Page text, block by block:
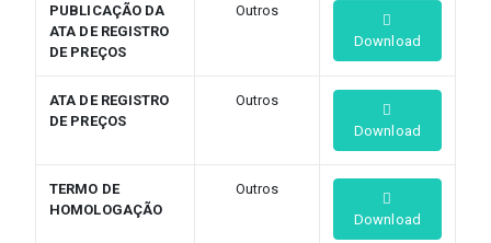
PUBLICAÇÃO DA
ATA DE REGISTRO
DE PREÇOS
Outros
Download
ATA DE REGISTRO
DE PREÇOS
Outros
Download
TERMO DE
HOMOLOGAÇÃO
Outros
Download